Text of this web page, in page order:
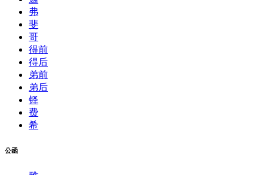
弗
斐
哥
得前
得后
弟前
弟后
铎
费
希
公函